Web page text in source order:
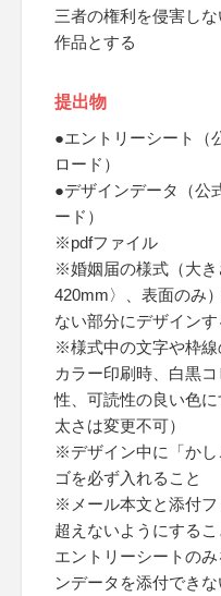
三者の権利を侵害し
作品とする
提出物
●エントリーシート（
ロード）
●デザインデータ（公
ード）
※pdfファイル
※婚姻届の様式（大
420mm〉、表面のみ
ない部分にデザインす
※様式中の文字や枠線
カラー印刷時、白黒
性、可読性の良い色
太さは変更不可）
※デザイン中に「かし
ゴを必ず入れること
※メール本文と添付フ
超えないようにするこ
エントリーシートの
ンデータを添付でき